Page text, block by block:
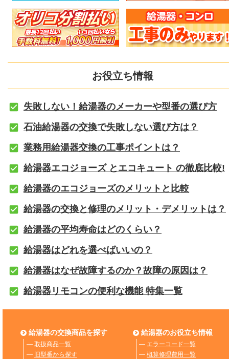
お役立ち情報
失敗しない！給湯器のメーカーや型番の選び方
石油給湯器の交換で失敗しない選び方は？
業務用給湯器交換の工事ポイントは？
給湯器エコジョーズ とエコキュート の徹底比較!
給湯器のエコジョーズのメリットと比較
給湯器の交換と修理のメリット・デメリットは？
給湯器の平均寿命はどのくらい？
給湯器はどれを選べばいいの？
給湯器はなぜ故障するのか？故障の原因は？
給湯器リモコンの便利な機能 特集一覧
給湯器の交換商品を探す
― 取扱商品一覧
― 旧型番から探す
給湯器のお役立ち情報
― エラーコード一覧
― 概算修理費用一覧